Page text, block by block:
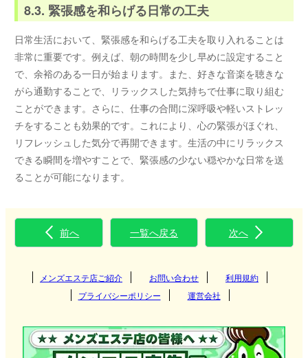
8.3. 緊張感を和らげる日常の工夫
日常生活において、緊張感を和らげる工夫を取り入れることは
非常に重要です。例えば、朝の時間を少し早めに設定すること
で、余裕のある一日が始まります。また、好きな音楽を聴きな
がら通勤することで、リラックスした気持ちで仕事に取り組む
ことができます。さらに、仕事の合間に深呼吸や軽いストレッ
チをすることも効果的です。これにより、心の緊張がほぐれ、
リフレッシュした気分で再開できます。生活の中にリラックス
できる瞬間を増やすことで、緊張感の少ない穏やかな日常を送
ることが可能になります。
前へ 一覧へ戻る 次へ
メンズエステ店ご紹介 お問い合わせ
利用規約
プライバシーポリシー
運営会社